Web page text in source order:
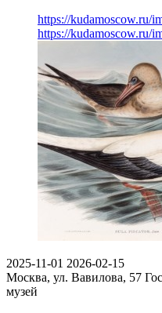
https://kudamoscow.ru/
https://kudamoscow.ru/
2025-11-01 2026-02-15
Москва, ул. Вавилова, 57
музей